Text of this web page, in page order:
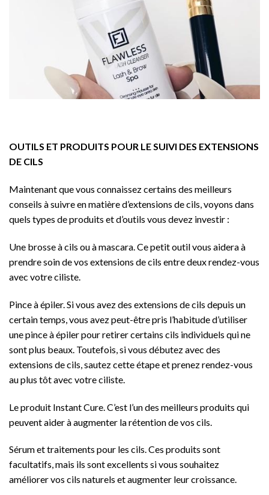
OUTILS ET PRODUITS POUR LE SUIVI DES EXTENSIONS
DE CILS
Maintenant que vous connaissez certains des meilleurs
conseils à suivre en matière d’extensions de cils, voyons dans
quels types de produits et d’outils vous devez investir :
Une brosse à cils ou à mascara. Ce petit outil vous aidera à
prendre soin de vos extensions de cils entre deux rendez-vous
avec votre ciliste.
Pince à épiler. Si vous avez des extensions de cils depuis un
certain temps, vous avez peut-être pris l’habitude d’utiliser
une pince à épiler pour retirer certains cils individuels qui ne
sont plus beaux. Toutefois, si vous débutez avec des
extensions de cils, sautez cette étape et prenez rendez-vous
au plus tôt avec votre ciliste.
Le produit Instant Cure. C’est l’un des meilleurs produits qui
peuvent aider à augmenter la rétention de vos cils.
Sérum et traitements pour les cils. Ces produits sont
facultatifs, mais ils sont excellents si vous souhaitez
améliorer vos cils naturels et augmenter leur croissance.